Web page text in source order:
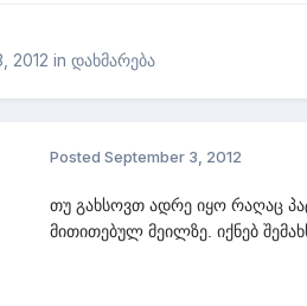
2012 in დახმარება
Posted September 3, 2012
თუ გახსოვთ ადრე იყო რაღაც
მითითებულ მეილზე. იქნებ